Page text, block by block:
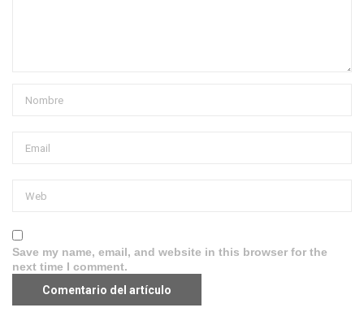
Save my name, email, and website in this browser for the
next time I comment.